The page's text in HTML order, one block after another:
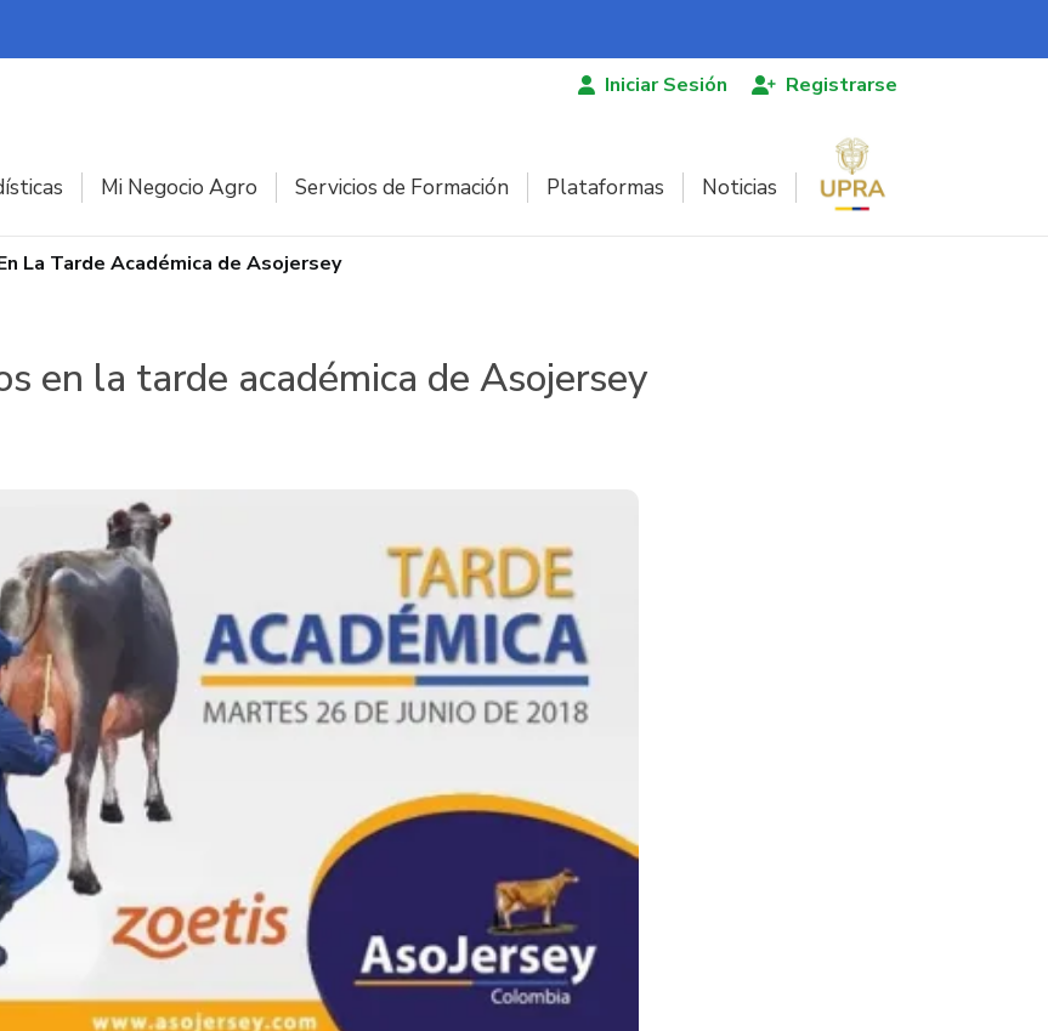
Iniciar Sesión Registrarse
Mi Negocio Agro Servicios de Formación Plataformas Noticias
La Tarde Académica de Asojersey
en la tarde académica de Asojersey